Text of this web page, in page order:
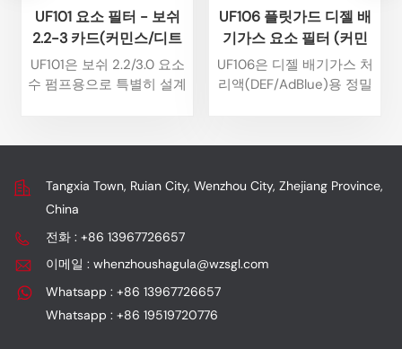
UF101 요소 필터 - 보쉬
2.2-3 카드(커민스/디트
로이트용)
UF101은 보쉬 2.2/3.0 요소
수 펌프용으로 특별히 설계
주로 커민스, 디트로이트
스 기준을 충족하는 엔진과
호환되며, SCR 후처리 시
밀하게 여과하는 데 사용됩
니다.
UF106 플릿가드 디젤 배
기가스 요소 필터 (커민
스/디트로이트 엔진용)
UF106은 디젤 배기가스 처
리액(DEF/AdBlue)용 정밀
커민스/디트로이트 유로 VI
특별히 설계되었습니다. 주
요소 용액에서 불순물, 입
Tangxia Town, Ruian City, Wenzhou City, Zhejiang Province,
China
전화 : +86 13967726657
이메일 : whenzhoushagula@wzsgl.com
Whatsapp : +86 13967726657
Whatsapp : +86 19519720776